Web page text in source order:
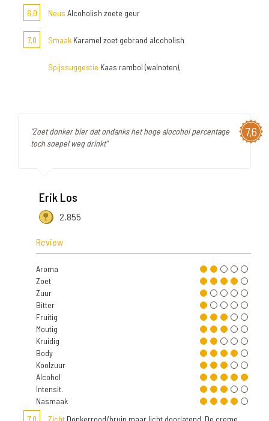
6,0 Neus Alcoholish zoete geur
7,0 Smaak Karamel zoet gebrand alcoholish
Spijssuggestie Kaas rambol (walnoten),
7,6
"Zoet donker bier dat ondanks het hoge alocohol percentage
toch soepel weg drinkt"
Erik Los
2.855
Review
Aroma
Zoet
Zuur
Bitter
Fruitig
Moutig
Kruidig
Body
Koolzuur
Alcohol
Intensit.
Nasmaak